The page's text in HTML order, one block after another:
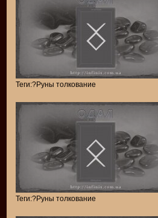
Теги:?Руны толкование
Теги:?Руны толкование